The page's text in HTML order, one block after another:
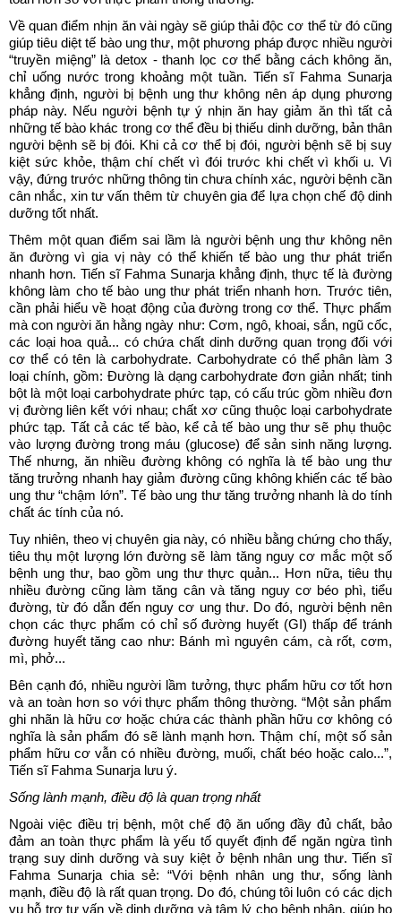
Về quan điểm nhịn ăn vài ngày sẽ giúp thải độc cơ thể từ đó cũng
giúp tiêu diệt tế bào ung thư, một phương pháp được nhiều người
“truyền miệng” là detox - thanh lọc cơ thể bằng cách không ăn,
chỉ uống nước trong khoảng một tuần. Tiến sĩ Fahma Sunarja
khẳng định, người bị bệnh ung thư không nên áp dụng phương
pháp này. Nếu người bệnh tự ý nhịn ăn hay giảm ăn thì tất cả
những tế bào khác trong cơ thể đều bị thiếu dinh dưỡng, bản thân
người bệnh sẽ bị đói. Khi cả cơ thể bị đói, người bệnh sẽ bị suy
kiệt sức khỏe, thậm chí chết vì đói trước khi chết vì khối u. Vì
vậy, đứng trước những thông tin chưa chính xác, người bệnh cần
cân nhắc, xin tư vấn thêm từ chuyên gia để lựa chọn chế độ dinh
dưỡng tốt nhất.
Thêm một quan điểm sai lầm là người bệnh ung thư không nên
ăn đường vì gia vị này có thể khiến tế bào ung thư phát triển
nhanh hơn. Tiến sĩ Fahma Sunarja khẳng định, thực tế là đường
không làm cho tế bào ung thư phát triển nhanh hơn. Trước tiên,
cần phải hiểu về hoạt động của đường trong cơ thể. Thực phẩm
mà con người ăn hằng ngày như: Cơm, ngô, khoai, sắn, ngũ cốc,
các loại hoa quả... có chứa chất dinh dưỡng quan trọng đối với
cơ thể có tên là carbohydrate. Carbohydrate có thể phân làm 3
loại chính, gồm: Đường là dạng carbohydrate đơn giản nhất; tinh
bột là một loại carbohydrate phức tạp, có cấu trúc gồm nhiều đơn
vị đường liên kết với nhau; chất xơ cũng thuộc loại carbohydrate
phức tạp. Tất cả các tế bào, kể cả tế bào ung thư sẽ phụ thuộc
vào lượng đường trong máu (glucose) để sản sinh năng lượng.
Thế nhưng, ăn nhiều đường không có nghĩa là tế bào ung thư
tăng trưởng nhanh hay giảm đường cũng không khiến các tế bào
ung thư “chậm lớn”. Tế bào ung thư tăng trưởng nhanh là do tính
chất ác tính của nó.
Tuy nhiên, theo vị chuyên gia này, có nhiều bằng chứng cho thấy,
tiêu thụ một lượng lớn đường sẽ làm tăng nguy cơ mắc một số
bệnh ung thư, bao gồm ung thư thực quản... Hơn nữa, tiêu thụ
nhiều đường cũng làm tăng cân và tăng nguy cơ béo phì, tiểu
đường, từ đó dẫn đến nguy cơ ung thư. Do đó, người bệnh nên
chọn các thực phẩm có chỉ số đường huyết (GI) thấp để tránh
đường huyết tăng cao như: Bánh mì nguyên cám, cà rốt, cơm,
mì, phở...
Bên cạnh đó, nhiều người lầm tưởng, thực phẩm hữu cơ tốt hơn
và an toàn hơn so với thực phẩm thông thường. “Một sản phẩm
ghi nhãn là hữu cơ hoặc chứa các thành phần hữu cơ không có
nghĩa là sản phẩm đó sẽ lành mạnh hơn. Thậm chí, một số sản
phẩm hữu cơ vẫn có nhiều đường, muối, chất béo hoặc calo...”,
Tiến sĩ Fahma Sunarja lưu ý.
Sống lành mạnh, điều độ là quan trọng nhất
Ngoài việc điều trị bệnh, một chế độ ăn uống đầy đủ chất, bảo
đảm an toàn thực phẩm là yếu tố quyết định để ngăn ngừa tình
trạng suy dinh dưỡng và suy kiệt ở bệnh nhân ung thư. Tiến sĩ
Fahma Sunarja chia sẻ: “Với bệnh nhân ung thư, sống lành
mạnh, điều độ là rất quan trọng. Do đó, chúng tôi luôn có các dịch
vụ hỗ trợ tư vấn về dinh dưỡng và tâm lý cho bệnh nhân, giúp họ